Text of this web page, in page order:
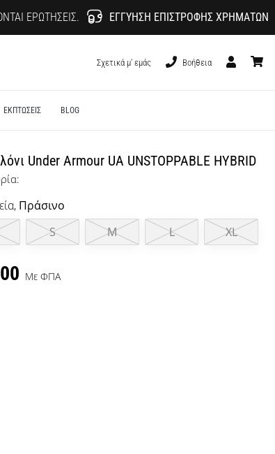
ΕΡΩΤΉΣΕΙΣ. ΕΓΓΎΗΣΗ ΕΠΙΣΤΡΟΦΉΣ ΧΡΗΜΆΤΩΝ
Σχετικά μ' εμάς
Βοήθεια
ΕΚΠΤΩΣΕΙΣ BLOG
Under Armour UA UNSTOPPABLE HYBRID
Πράσινο
S M L XL
Με ΦΠΑ